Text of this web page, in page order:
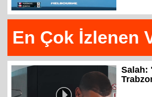
En Çok İzlenen
Salah: